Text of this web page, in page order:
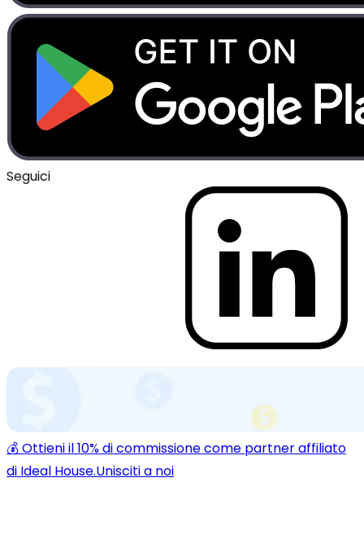
Seguici
💰 Ottieni il 10% di commissione come partner affiliato
di Ideal House.Unisciti a noi